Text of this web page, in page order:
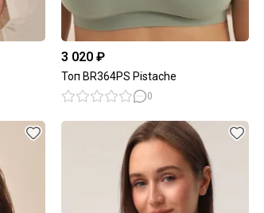
3 020 ₽
Топ BR364PS Pistaсhe
0